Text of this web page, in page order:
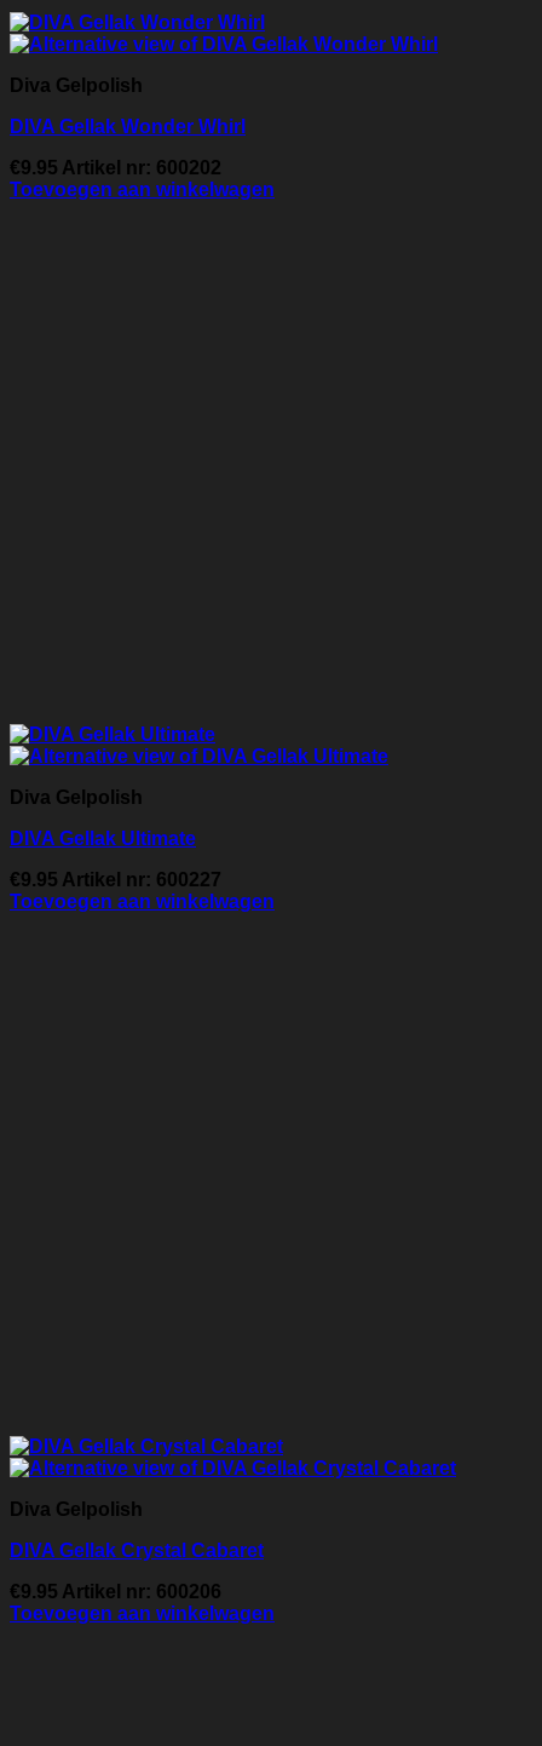
Diva Gelpolish
DIVA Gellak Wonder Whirl
€9.95 Artikel nr: 600202
Toevoegen aan winkelwagen
Diva Gelpolish
DIVA Gellak Ultimate
€9.95 Artikel nr: 600227
Toevoegen aan winkelwagen
Diva Gelpolish
DIVA Gellak Crystal Cabaret
€9.95 Artikel nr: 600206
Toevoegen aan winkelwagen